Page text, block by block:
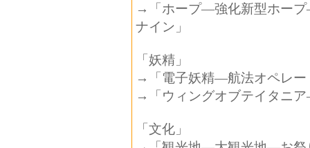
→「ホープ―強化新型ホー
ナイン」
「妖精」
→「電子妖精―航法オペレ
→「ウィングオブテイタニ
「文化」